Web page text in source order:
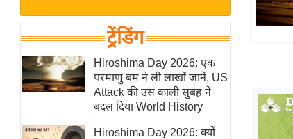
News
Hindi
Videos
खेल
क्रिकेट
IPL
2026
ई-पेपर
ट्रेंडिंग
Hiroshima Day 2026: एक
परमाणु बम ने ली लाखों जानें, US
Attack की उस काली सुबह ने
बदल दिया World History
Hiroshima Day 2026: क्यों